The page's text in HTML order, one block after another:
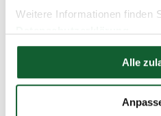
Weitere Informationen finden
Hier finden Sie unser
Alle
der Bearbeitung bis
Beginn der Mitgliedschaft
von den verlängerten
Übermittlung der
dem 1. September 2026